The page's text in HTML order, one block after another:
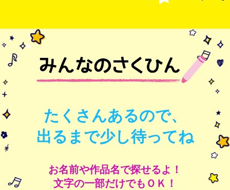
たくさんあるので、
出るまで少し待ってね
お名前や作品名で探せるよ！
文字の一部だけでもＯＫ！